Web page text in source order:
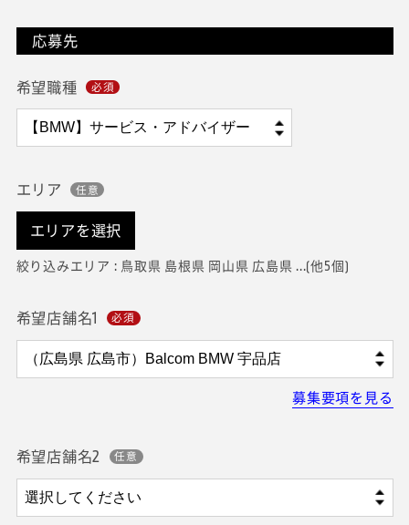
応募先
希望職種
エリア
エリアを選択
絞り込みエリア : 鳥取県 島根県 岡山県 広島県 ...(他5個)
希望店舗名1
募集要項を見る
希望店舗名2